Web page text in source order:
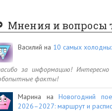
Мнения и вопросы
Василий на 10 самых
за информацию!
факты!
Марина наНовогодний
2026–2027: маршрут и